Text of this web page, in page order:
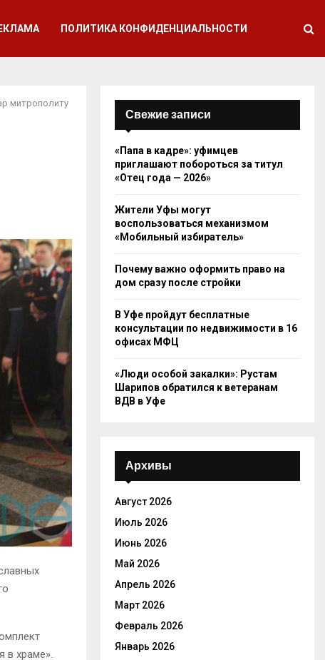
ПОЛИТИКА КОНФИДЕНЦИАЛЬНОСТИ
митрополиту
в храме».
Свежие записи
«Папа в кадре»: уфимцев
приглашают побороться за титул
«Отец года — 2026»
Жители Уфы могут
воспользоваться механизмом
«Мобильный избиратель»
Почему важно оформить право на
дом сразу после стройки
В Уфе пройдут бесплатные
консультации по недвижимости в 16
офисах МФЦ
«Люди особой закалки»: Рустам
Шарипов обратился к ветеранам
ВДВ в Уфе
Архивы
Август 2026
Июль 2026
Июнь 2026
Май 2026
Апрель 2026
Март 2026
Февраль 2026
Январь 2026